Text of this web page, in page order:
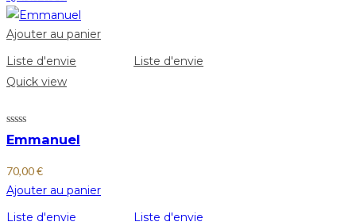
Ajouter au panier
Liste d'envie
Liste d'envie
Quick view
Emmanuel
70,00€
Ajouter au panier
Liste d'envie
Liste d'envie